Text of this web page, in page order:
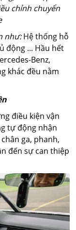
chỉnh chuyển
như:Hệ thống hỗ
động ... Hầu hết
Benz,
khác đều nằm
điều kiện vận
tự động nhận
ga, phanh,
đến sự can thiệp